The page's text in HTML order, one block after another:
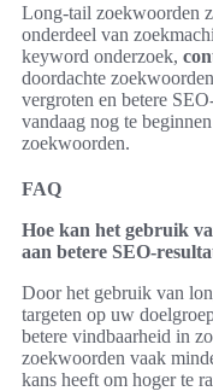
Long-tail zoekwoorden
onderdeel van
keyword onderzoek,
doordachte
vergroten en betere
vandaag nog te
zoekwoorden.
FAQ
Hoe kan het gebruik
aan betere SEO-
Door het gebruik van
targeten op uw
betere vindbaarheid in
zoekwoorden vaak
kans heeft om hoger te